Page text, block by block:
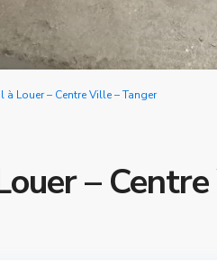
Louer – Centre Ville – Tanger
–